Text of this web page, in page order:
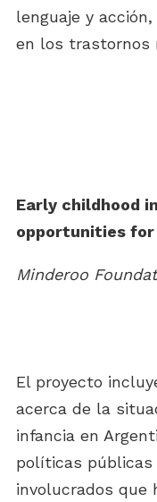
lenguaje y
en los trastornos
Early childhood
opportunities for
Minderoo
El proyecto
acerca de la
infancia en
políticas
involucrados que